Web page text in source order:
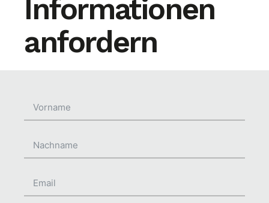
Informationen
anfordern